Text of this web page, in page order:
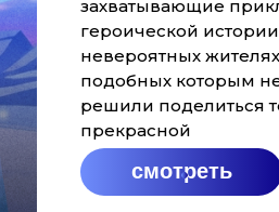
смотреть
захватывающие
героической
невероятных
подобных которым
решили поделиться
прекрасной